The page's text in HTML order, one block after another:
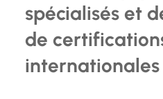
spécialisés et
de
internationales